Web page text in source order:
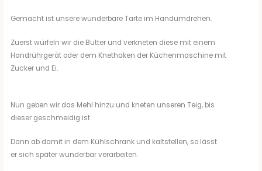
Gemacht ist unsere wunderbare Tarte im Handumdrehen.
Zuerst würfeln wir die Butter und verkneten diese mit einem
Handrührgerät oder dem Knethaken der Küchenmaschine mit
Zucker und Ei.
Nun geben wir das Mehl hinzu und kneten unseren Teig, bis
dieser geschmeidig ist.
Dann ab damit in dem Kühlschrank und kaltstellen, so lässt
er sich später wunderbar verarbeiten.